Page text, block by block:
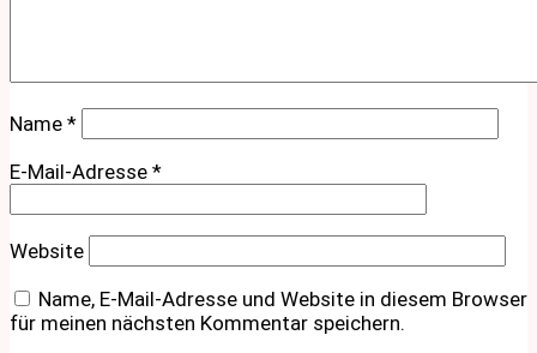
Name *
E-Mail-Adresse *
Website
Name, E-Mail-Adresse und Website in diesem Browser
für meinen nächsten Kommentar speichern.